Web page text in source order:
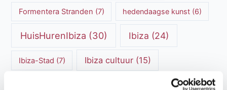
Formentera Stranden (7) hedendaagse kunst(6)
HuisHurenIbiza (30) Ibiza (24)
Ibiza-Stad (7) Ibiza cultuur(15)
Ibiza nachtleven(12)